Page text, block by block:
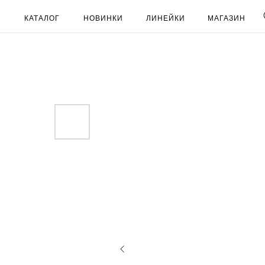
НОВИНКИ ЛИНЕЙКИ МАГАЗИН
КАТАЛОГ